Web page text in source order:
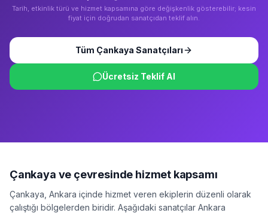
Tarih, etkinlik türü ve hizmet kapsamına göre değişkenlik gösterebilir; kesin
fiyat için doğrudan sanatçıdan teklif alın.
Tüm Çankaya Sanatçıları
Ücretsiz Teklif Al
Çankaya ve çevresinde hizmet kapsamı
Çankaya Ankara içinde hizmet veren ekiplerin düzenli olarak
çalıştığı bölgelerden biridir. Aşağıdaki sanatçılar Ankara